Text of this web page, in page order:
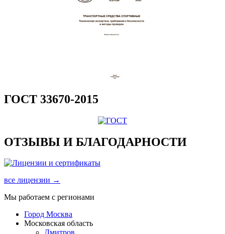
ГОСТ 33670-2015
ОТЗЫВЫ И БЛАГОДАРНОСТИ
все лицензии →
Мы работаем с регионами
Город Москва
Московская область